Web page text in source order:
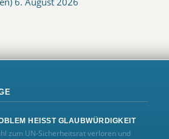
HEISST GLAUBWÜRDIGKEIT
zum UN‑Sicherheitsrat verloren und